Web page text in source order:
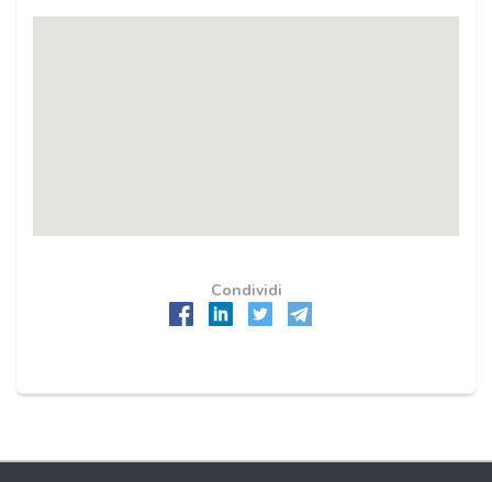
Condividi